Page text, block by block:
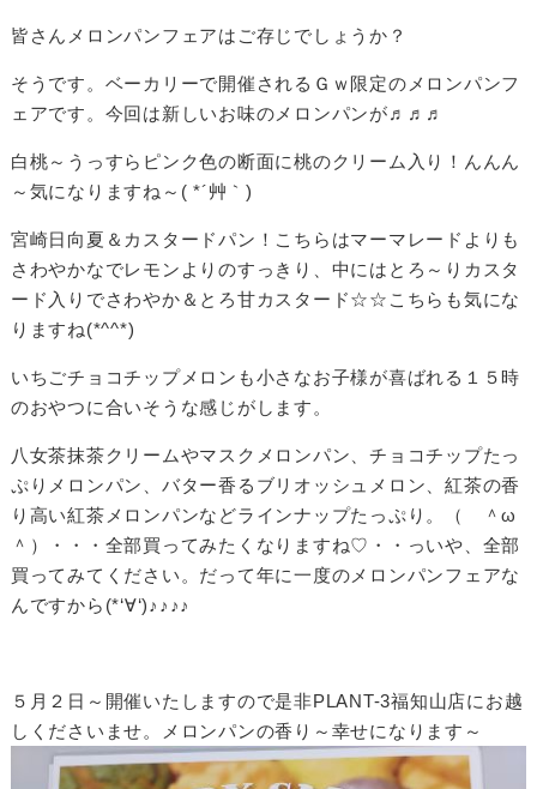
皆さんメロンパンフェアはご存じでしょうか？
そうです。ベーカリーで開催されるＧｗ限定のメロンパンフ
ェアです。今回は新しいお味のメロンパンが♬♬♬
白桃～うっすらピンク色の断面に桃のクリーム入り！んんん
～気になりますね～( *´艸｀)
宮崎日向夏＆カスタードパン！こちらはマーマレードよりも
さわやかなでレモンよりのすっきり、中にはとろ～りカスタ
ード入りでさわやか＆とろ甘カスタード☆☆こちらも気にな
りますね(*^^*)
いちごチョコチップメロンも小さなお子様が喜ばれる１５時
のおやつに合いそうな感じがします。
八女茶抹茶クリームやマスクメロンパン、チョコチップたっ
ぷりメロンパン、バター香るブリオッシュメロン、紅茶の香
り高い紅茶メロンパンなどラインナップたっぷり。（ ＾ω
＾）・・・全部買ってみたくなりますね♡・・っいや、全部
買ってみてください。だって年に一度のメロンパンフェアな
んですから(*‘∀‘)♪♪♪♪
５月２日～開催いたしますので是非PLANT-3福知山店にお越
しくださいませ。メロンパンの香り～幸せになります～